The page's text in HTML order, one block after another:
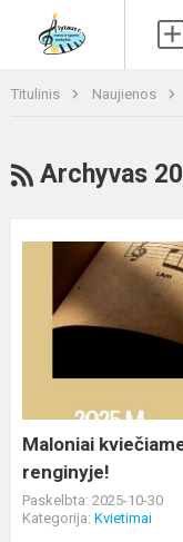
Titulinis Naujienos
RSS
Archyvas
Maloniai
kviečiame
dalyvauti
kvalifikaciniame
Maloniai
renginyje!
Paskelbta: 2025-10-30
Kategorija: Kvietimai